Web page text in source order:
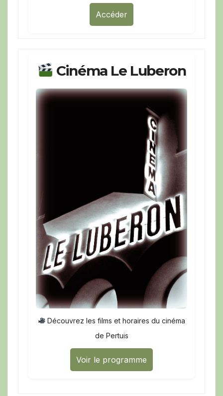
Accéder
Cinéma Le Luberon
Découvrez les films et horaires du cinéma
de Pertuis
Voir le programme